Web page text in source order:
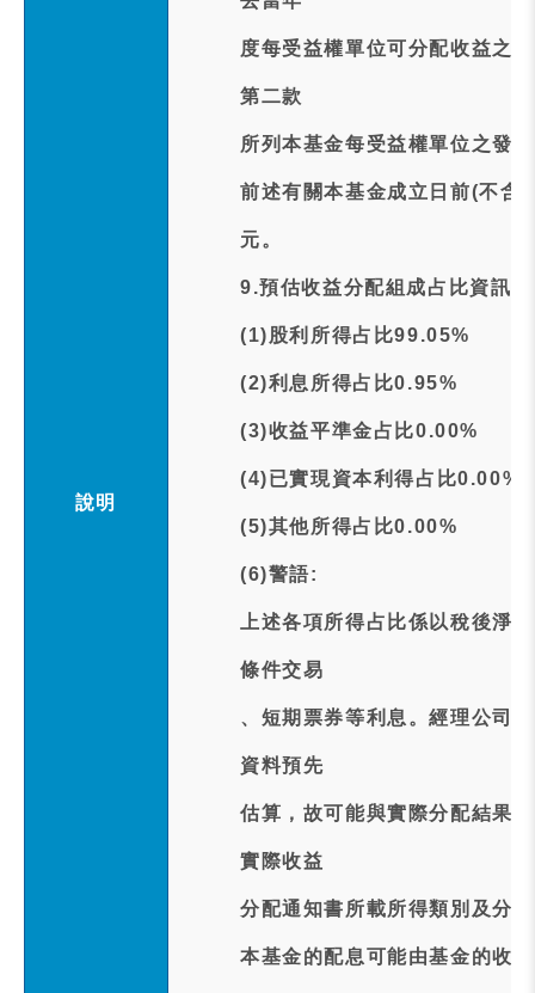
說明
度每受益權單位可分配收益之
第二款
所列本基金每受益權單位之發
前述有關本基金成立日前(不含
元。
9.預估收益分配組成占比資訊:
(1)股利所得占比99.05%
(2)利息所得占比0.95%
(3)收益平準金占比0.00%
(4)已實現資本利得占比0.00%
(5)其他所得占比0.00%
(6)警語:
上述各項所得占比係以稅後淨
條件交易
、短期票券等利息。經理公司
資料預先
估算，故可能與實際分配結果
實際收益
分配通知書所載所得類別及分
本基金的配息可能由基金的收